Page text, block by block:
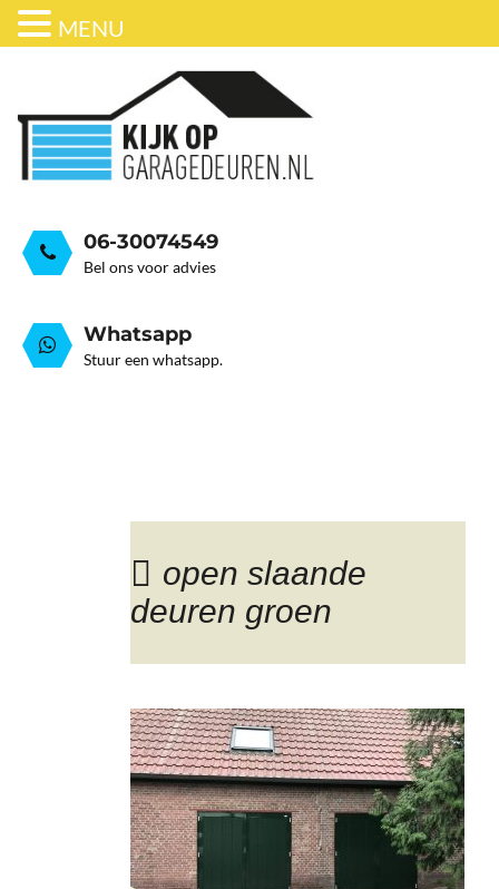
GRATIS ADVIESGESPREK
OVER ONS
GARAGEDEUREN
STALEN GARAGE KANTELDEUREN
06-30074549
Bel ons voor advies
Whatsapp
Stuur een whatsapp.
open slaande
deuren groen
MENU